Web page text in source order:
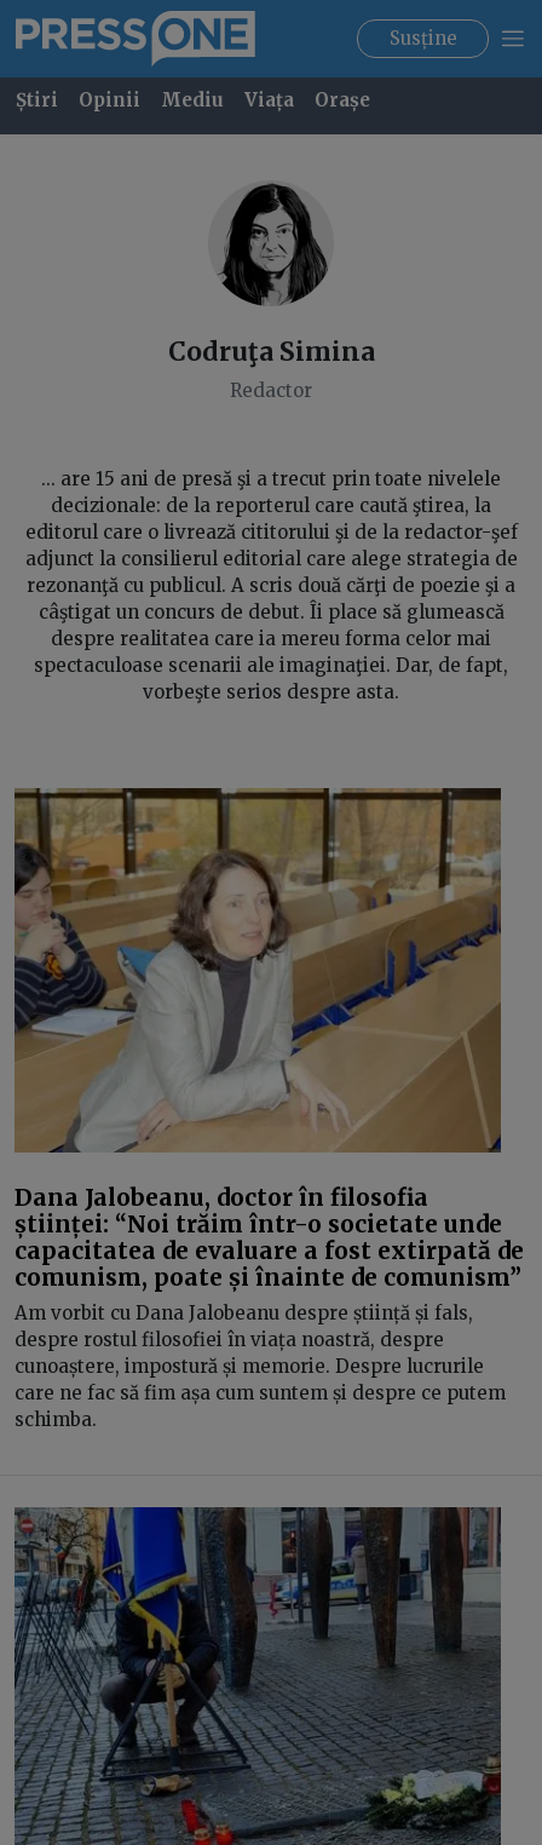
Susține
Știri Opinii Mediu Viața Orașe
Codruţa Simina
Redactor
... are 15 ani de presă şi a trecut prin toate nivelele
decizionale: de la reporterul care caută ştirea, la
editorul care o livrează cititorului şi de la redactor-şef
adjunct la consilierul editorial care alege strategia de
rezonanţă cu publicul. A scris două cărţi de poezie şi a
câştigat un concurs de debut. Îi place să glumească
despre realitatea care ia mereu forma celor mai
spectaculoase scenarii ale imaginaţiei. Dar, de fapt,
vorbeşte serios despre asta.
Dana Jalobeanu, doctor în filosofia
științei: “Noi trăim într-o societate unde
capacitatea de evaluare a fost extirpată de
comunism, poate și înainte de comunism”
Am vorbit cu Dana Jalobeanu despre știință și fals,
despre rostul filosofiei în viața noastră, despre
cunoaștere, impostură și memorie. Despre lucrurile
care ne fac să fim așa cum suntem și despre ce putem
schimba.